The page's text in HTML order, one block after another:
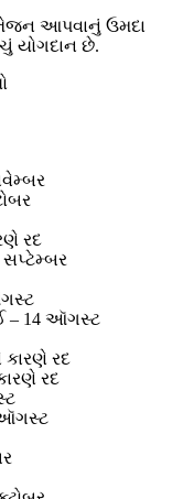
આપવાનું ઉમદા
યોગદાન છે.
રદ
સપ્ટેમ્બર
– 14 ઑગસ્ટ
કારણે રદ
રદ
ઑગસ્ટ